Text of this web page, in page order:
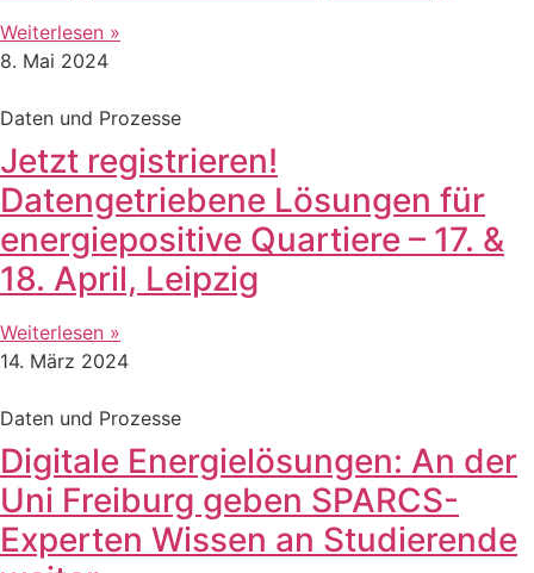
Weiterlesen »
8. Mai 2024
Daten und Prozesse
Jetzt registrieren!
Datengetriebene Lösungen für
energiepositive Quartiere – 17. &
18. April, Leipzig
Weiterlesen »
14. März 2024
Daten und Prozesse
Digitale Energielösungen: An der
Uni Freiburg geben SPARCS-
Experten Wissen an Studierende